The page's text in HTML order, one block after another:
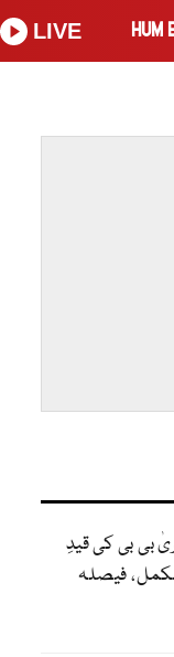
HUM
LIVE
بی بی کی قیدِ
فیصلہ